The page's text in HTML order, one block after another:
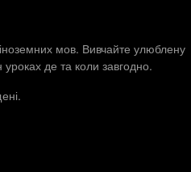
мов. Вивчайте улюблену
де та коли завгодно.